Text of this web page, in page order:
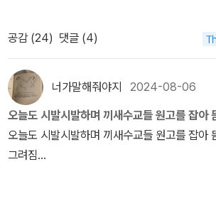
이야기하면서, 후퇴하거나 타협할 수 없다는
럼 자주 볼 수 없는 단어들과 저자의 나이를 추
있고, 재미있다. 이 시리즈의 대표가 아닌가 싶
이즈의 책이고, 지부장의 일지를 읽는다는 생각
되기-하기의 구체적인 어려움 속에 언어가 묵
공감 (24) 댓글 (4)
너가말해줘야지 2024-08-06
오늘도 시발시발하며 끼새수교들 원고를 잡아
오늘도 시발시발하며 끼새수교들 원고를 잡아
그려짐…